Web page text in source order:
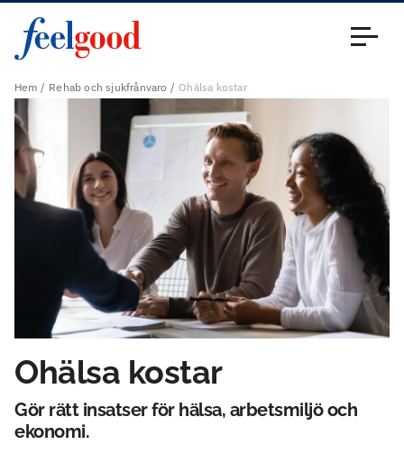
Hem Rehab och sjukfrånvaro Ohälsa kostar
Ohälsa kostar
Gör rätt insatser för hälsa, arbetsmiljö och
ekonomi.